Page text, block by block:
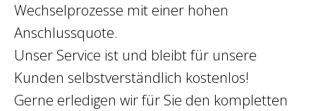
Wechselprozesse mit einer hohen
Anschlussquote.
Unser Service ist und bleibt für unsere
Kunden selbstverständlich kostenlos!
Gerne erledigen wir für Sie den kompletten